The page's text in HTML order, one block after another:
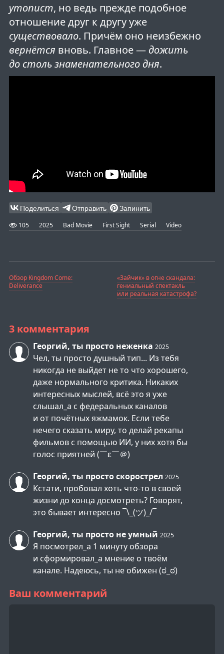
утопист, но ведь прежде подобное
отношение друг к другу уже
существовало. Причём оно неизбежно
вернётся вновь. Главное — дожить
до столь знаменательного дня.
Поделиться Отправить Запинить
105 2025 Bad Movie First Sight Serial Video
Обзор Kingdom Come:
Deliverance
«Зайчик» в огне скандала:
гениальный спектакль
или реальная катастрофа?
3 комментария
Георгий, ты просто неженка 2025
Чел, ты просто душный тип... Из тебя
никогда не выйдет не то что хорошего,
даже нормального критика. Никаких
интересных мыслей, всё это я уже
слышал_а с федеральных каналов
и от почётных яжмамок. Если тебе
нечего сказать миру, то делай рекапы
фильмов с помощью ИИ, у них хотя бы
голос приятней (￣ε￣＠)
Георгий, ты просто скорострел 2025
Кстати, пробовал хоть что-то в своей
жизни до конца досмотреть? Говорят,
это бывает интересно ¯\_(ツ)_/¯
Георгий, ты просто не умный 2025
Я посмотрел_а 1 минуту обзора
и сформировал_а мнение о твоём
канале. Надеюсь, ты не обижен (ಠ_ಠ)
Ваш комментарий